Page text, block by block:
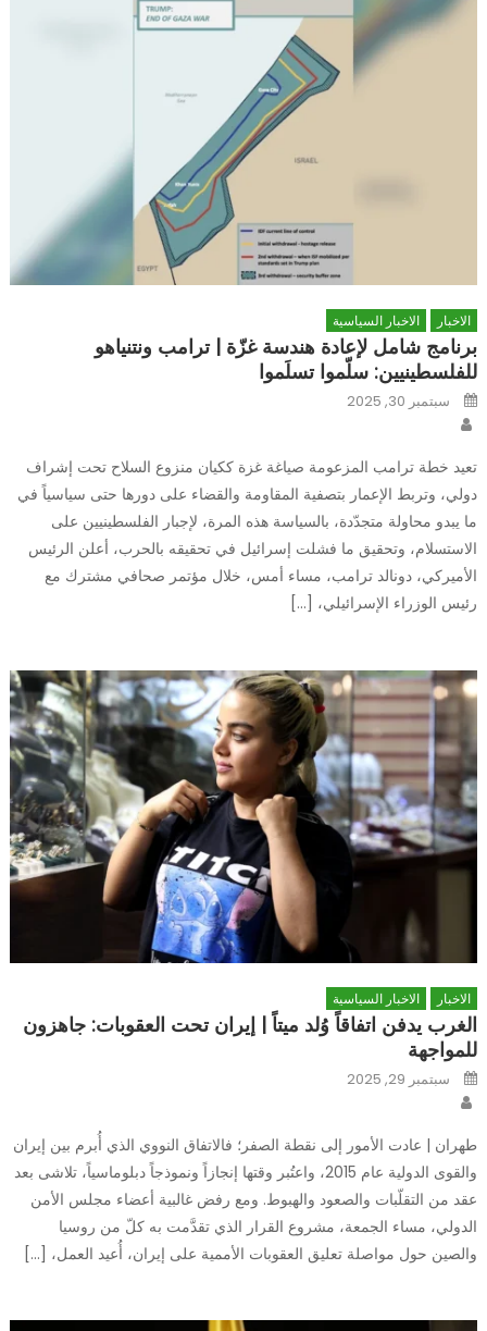
الاخبار الاخبار السياسية
برنامج شامل لإعادة هندسة غزّة | ترامب ونتنياهو
للفلسطينيين: سلّموا تسلَموا
Posted
onسبتمبر 30, 2025
تعيد خطة ترامب المزعومة صياغة غزة ككيان منزوع السلاح تحت إشراف
دولي، وتربط الإعمار بتصفية المقاومة والقضاء على دورها حتى سياسياً في
ما يبدو محاولة متجدّدة، بالسياسة هذه المرة، لإجبار الفلسطينيين على
الاستسلام، وتحقيق ما فشلت إسرائيل في تحقيقه بالحرب، أعلن الرئيس
الأميركي، دونالد ترامب، مساء أمس، خلال مؤتمر صحافي مشترك مع
رئيس الوزراء الإسرائيلي، […]
الاخبار الاخبار السياسية
الغرب يدفن اتفاقاً وُلد ميتاً | إيران تحت العقوبات: جاهزون
للمواجهة
Posted
onسبتمبر 29, 2025
طهران | عادت الأمور إلى نقطة الصفر؛ فالاتفاق النووي الذي أُبرم بين إيران
والقوى الدولية عام 2015، واعتُبر وقتها إنجازاً ونموذجاً دبلوماسياً، تلاشى بعد
عقد من التقلّبات والصعود والهبوط. ومع رفض غالبية أعضاء مجلس الأمن
الدولي، مساء الجمعة، مشروع القرار الذي تقدَّمت به كلّ من روسيا
والصين حول مواصلة تعليق العقوبات الأممية على إيران، أُعيد العمل، […]